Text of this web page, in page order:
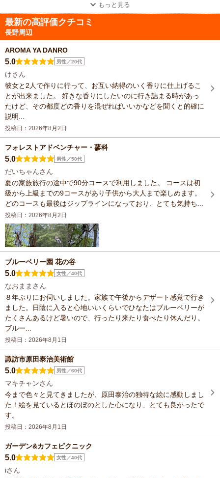
もっと見る
最新の高評価クチコミ
長野周辺
AROMA YA DANRO
5.0 男性／20代
けさん
彼女と2人で作りに行って、お互い納得のいく香りに仕上げるこ
とが出来ました。 好きな香りにしたいのに行き詰まる時があっ
たけど、その都度どの香りを混ぜればいいかなどを聞くと的確に
説明...
投稿日：2026年8月2日
フォレストアドベンチャー・蓼科
5.0 男性／50代
だいちゃんさん
夏の家族旅行の途中で90分コースで利用しました。 コースは初
級から上級までの9コースがあり子供から大人まで楽しめます。
どのコースも最後はジップラインになっており、とても気持ち...
投稿日：2026年8月2日
ブルーベリー園 花の谷
5.0 女性／40代
なおままさん
８年ぶりにお伺いしました。家族で午後からデザート感覚で行き
ました。日陰に入ると心地いいくらいでひなたはブルーベリーが
たくさんあるけど暑いので、行ったり来たり食べたり休んだり。
ブルー...
投稿日：2026年8月1日
諏訪市原田泰治美術館
5.0 男性／60代
マキチャンさん
今まで色々と見てきましたが、原田泰治の独特な絵に感動しまし
た！絵を見ているとほのぼのとした心になり、とても良かったで
す。
投稿日：2026年8月1日
ガーデン&カフェピクニック
5.0 女性／40代
iさん